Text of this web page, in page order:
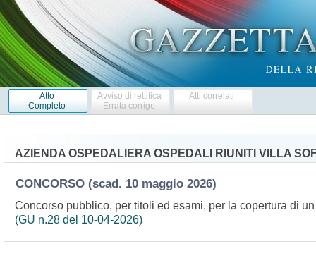
Atto
Completo
Avviso di rettifica
Errata corrige
Atti correlati
AZIENDA OSPEDALIERA OSPEDALI RIUNITI VILLA
CONCORSO (scad. 10 maggio 2026)
Concorso pubblico, per titoli ed esami, per la copertura di
(GU n.28 del 10-04-2026)